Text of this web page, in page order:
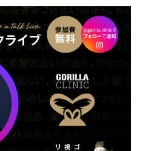
応援活動
取り組み